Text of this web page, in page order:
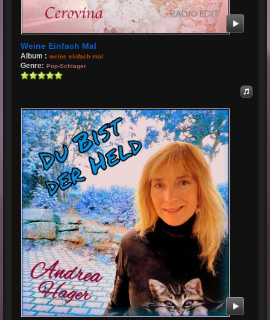
Weine Einfach Mal
Album : weine einfach mal
Genre: Pop-Schlager